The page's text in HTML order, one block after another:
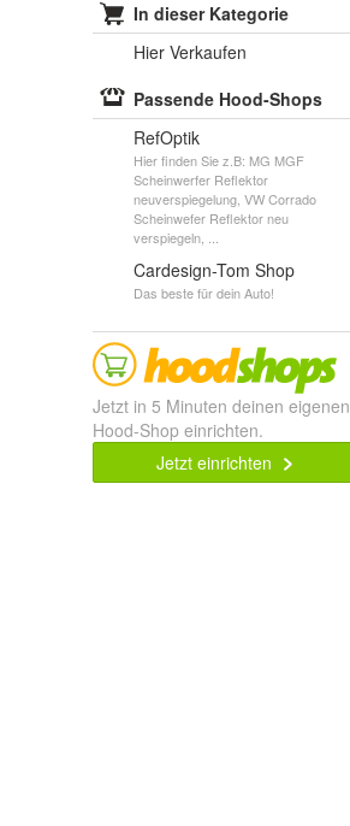
In dieser Kategorie
Hier Verkaufen
Passende Hood-Shops
RefOptik
Hier finden Sie z.B: MG MGF
Scheinwerfer Reflektor
neuverspiegelung, VW Corrado
Scheinwefer Reflektor neu
verspiegeln, ...
Cardesign-Tom Shop
Das beste für dein Auto!
Jetzt in 5 Minuten deinen eigenen
Hood-Shop einrichten.
Jetzt einrichten